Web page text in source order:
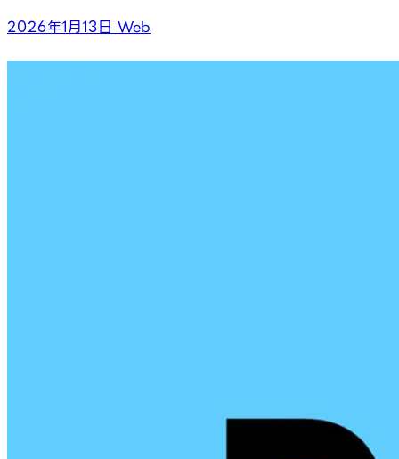
2026年1月13日 Web